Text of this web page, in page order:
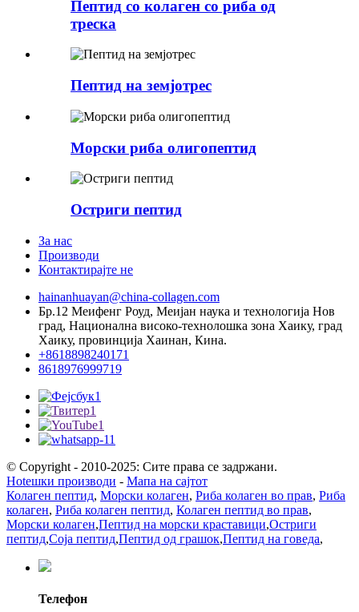
Пептид со колаген со риба од
треска
Пептид на земјотрес
Морски риба олигопептид
Остриги пептид
За нас
Производи
Контактирајте не
hainanhuayan@china-collagen.com
Бр.12 Меифенг Роуд, Меијан наука и технологија Нов
град, Национална високо-технолошка зона Хаику, град
Хаику, провинција Хаинан, Кина.
+8618898240171
8618976999719
© Copyright - 2010-2025: Сите права се задржани.
Hotешки производи - Мапа на сајтот
Колаген пептид, Морски колаген, Риба колаген во прав, Риба
колаген, Риба колаген пептид, Колаген пептид во прав,
Морски колаген,Пептид на морски краставици,Остриги
пептид,Соја пептид,Пептид од грашок,Пептид на говеда,
Телефон